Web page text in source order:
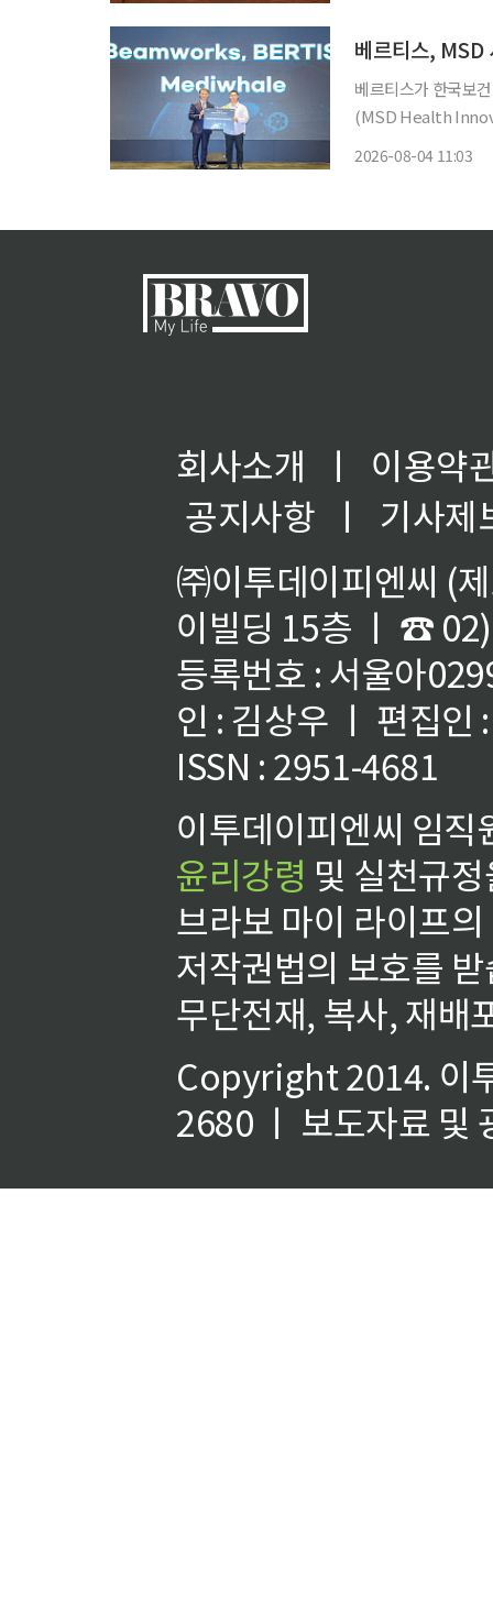
베르티스, MSD
베르티스가 한국보
(MSD Health
2026-08-04 11:03
회사소개 ㅣ
이용약
공지사항
ㅣ
기사제
㈜이투데이피엔씨 (
이빌딩 15층 ㅣ ☎
등록번호 : 서울아
인 : 김상우 ㅣ 편집인
ISSN : 2951-4681
이투데이피엔씨 임
윤리강령 및 실천규
브라보 마이 라이프
저작권법의 보호를
무단전재, 복사, 재배
Copyright 2014. 이
2680 ㅣ 보도자료